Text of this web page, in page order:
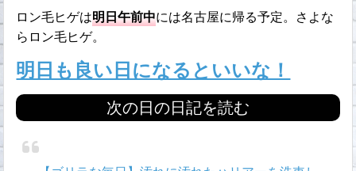
ロン毛ヒゲは明日午前中には名古屋に帰る予定。さよな
らロン毛ヒゲ。
明日も良い日になるといいな！
次の日の日記を読む